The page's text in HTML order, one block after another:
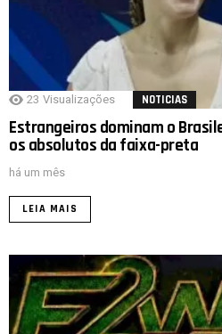
23 Visualizações NOTICIAS
Estrangeiros dominam o
os absolutos da faixa-preta
há um mês
LEIA MAIS